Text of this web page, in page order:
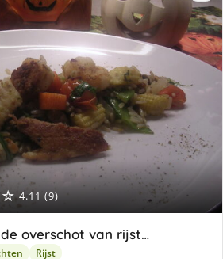
4.11 (9)
overschot van rijst…
Rijst